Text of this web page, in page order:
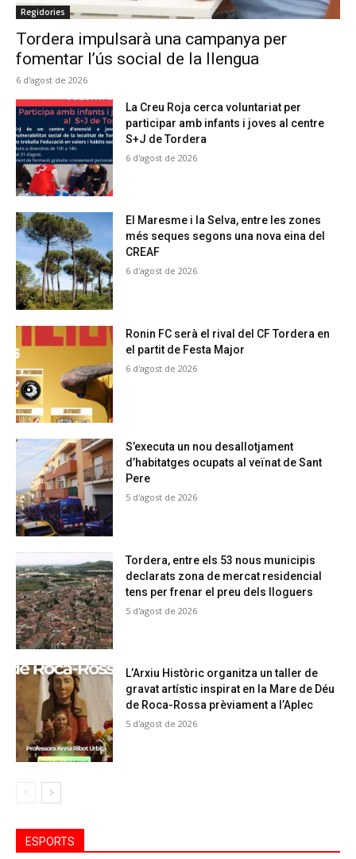
Regidories
Tordera impulsarà una campanya per
fomentar l’ús social de la llengua
6 d'agost de 2026
La Creu Roja cerca voluntariat per
participar amb infants i joves al centre
S+J de Tordera
6 d'agost de 2026
El Maresme i la Selva, entre les zones
més seques segons una nova eina del
CREAF
6 d'agost de 2026
Ronin FC serà el rival del CF Tordera en
el partit de Festa Major
6 d'agost de 2026
S’executa un nou desallotjament
d’habitatges ocupats al veïnat de Sant
Pere
5 d'agost de 2026
Tordera, entre els 53 nous municipis
declarats zona de mercat residencial
tens per frenar el preu dels lloguers
5 d'agost de 2026
L’Arxiu Històric organitza un taller de
gravat artístic inspirat en la Mare de Déu
de Roca-Rossa prèviament a l’Aplec
5 d'agost de 2026
ESPORTS